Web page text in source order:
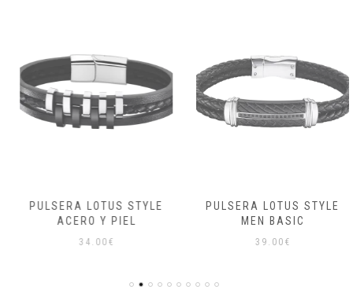
PULSERA LOTUS STYLE
ACERO Y PIEL
34.00€
PULSERA LOTUS STYLE
MEN BASIC
39.00€